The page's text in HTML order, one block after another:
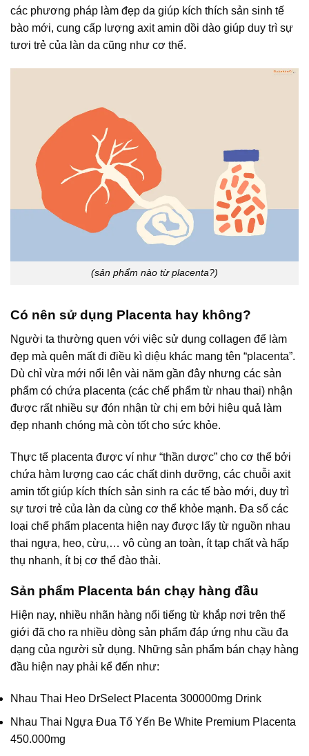
các phương pháp làm đẹp da giúp kích thích sản sinh tế
bào mới, cung cấp lượng axit amin dồi dào giúp duy trì sự
tươi trẻ của làn da cũng như cơ thể.
(sản phẩm nào từ placenta?)
Có nên sử dụng Placenta hay không?
Người ta thường quen với việc sử dụng collagen để làm
đẹp mà quên mất đi điều kì diệu khác mang tên “placenta”.
Dù chỉ vừa mới nổi lên vài năm gần đây nhưng các sản
phẩm có chứa placenta (các chế phẩm từ nhau thai) nhận
được rất nhiều sự đón nhận từ chị em bởi hiệu quả làm
đẹp nhanh chóng mà còn tốt cho sức khỏe.
Thực tế placenta được ví như “thần dược” cho cơ thể bởi
chứa hàm lượng cao các chất dinh dưỡng, các chuỗi axit
amin tốt giúp kích thích sản sinh ra các tế bào mới, duy trì
sự tươi trẻ của làn da cùng cơ thể khỏe mạnh. Đa số các
loại chế phẩm placenta hiện nay được lấy từ nguồn nhau
thai ngựa, heo, cừu,… vô cùng an toàn, ít tạp chất và hấp
thụ nhanh, ít bị cơ thể đào thải.
Sản phẩm Placenta bán chạy hàng đầu
Hiện nay, nhiều nhãn hàng nổi tiếng từ khắp nơi trên thế
giới đã cho ra nhiều dòng sản phẩm đáp ứng nhu cầu đa
dạng của người sử dụng. Những sản phẩm bán chạy hàng
đầu hiện nay phải kể đến như:
Nhau Thai Heo DrSelect Placenta 300000mg Drink
Nhau Thai Ngựa Đua Tổ Yến Be White Premium Placenta
450.000mg